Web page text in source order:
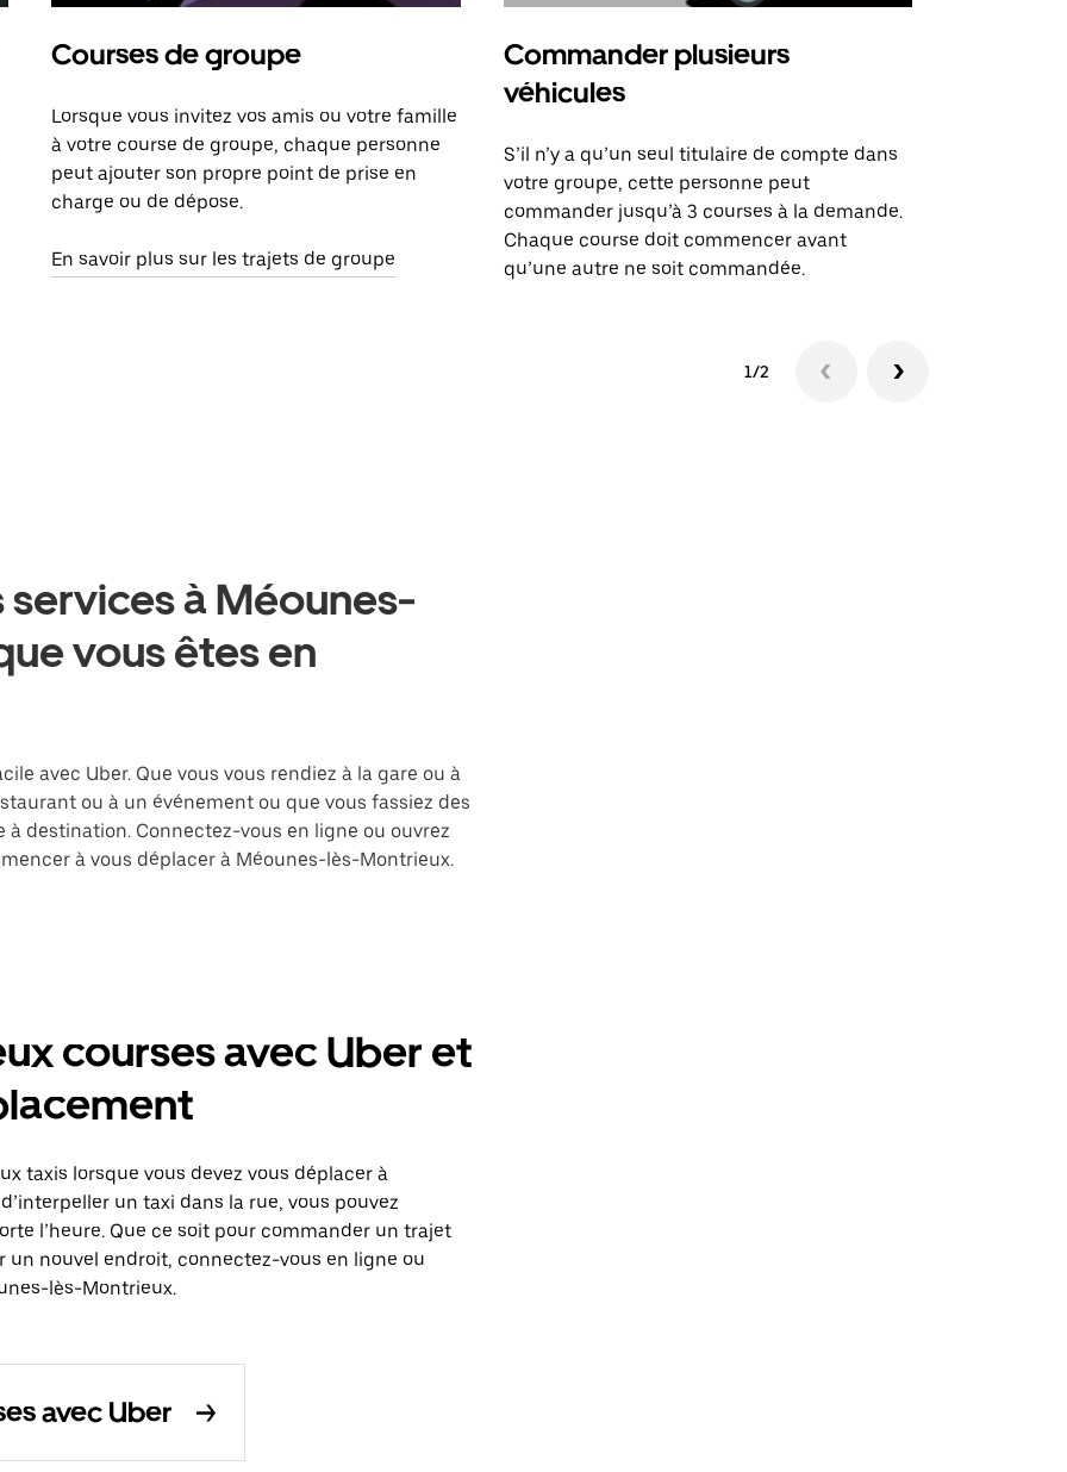
Courses de groupe
Lorsque vous invitez vos amis ou votre famille
à votre course de groupe, chaque personne
peut ajouter son propre point de prise en
charge ou de dépose.
En savoir plus sur les trajets de groupe
Commander plusieurs
véhicules
S’il n’y a qu’un seul titulaire de compte dans
votre groupe, cette personne peut
commander jusqu’à 3 courses à la demande.
Chaque course doit commencer avant
qu’une autre ne soit commandée.
1/2
à Méounes-
vous êtes en
avec Uber. Que vous vous rendiez à la gare ou à
ou à un événement ou que vous fassiez des
destination. Connectez-vous en ligne ou ouvrez
à vous déplacer à Méounes-lès-Montrieux.
courses avec Uber et
taxis lorsque vous devez vous déplacer à
un taxi dans la rue, vous pouvez
l’heure. Que ce soit pour commander un trajet
un nouvel endroit, connectez-vous en ligne ou
lès-Montrieux.
avec Uber